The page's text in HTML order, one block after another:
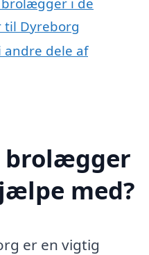
Dyreborg
dele af
brolægger
med?
er en vigtig